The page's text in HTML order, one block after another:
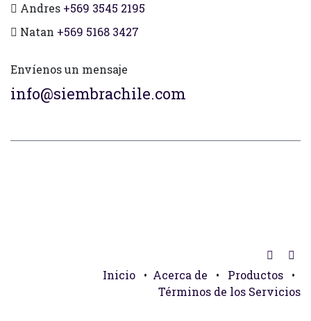
Andres +569 3545 2195
Natan +569 5168 3427
Envíenos un mensaje
info@siembrachile.com
Inicio • Acerca de • Productos
•
Términos de los Servicios